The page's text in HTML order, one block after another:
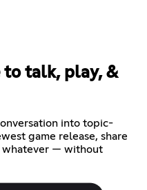
to talk, play, &
into topic-
game release, share
whatever — without